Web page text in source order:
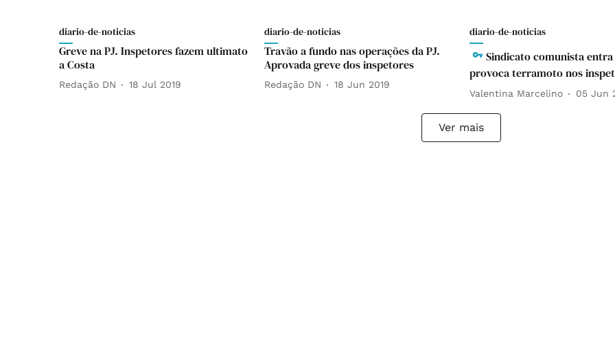
diario-de-noticias
Greve na PJ. Inspetores fazem ultimato
a Costa
Redação DN 18 Jul 2019
diario-de-noticias
Travão a fundo nas operações da PJ.
Aprovada greve dos inspetores
Redação DN 18 Jun 2019
diario-de-noticias
Sindicato comunista entra
provoca terramoto nos
Valentina Marcelino 05 Jun
Ver mais